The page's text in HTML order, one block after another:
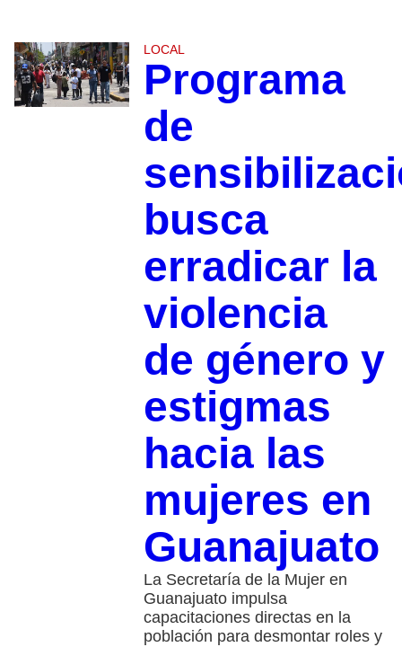
LOCAL
Programa
de
busca
erradicar la
violencia
de género y
estigmas
hacia las
mujeres en
Guanajuato
La Secretaría de la Mujer en
Guanajuato impulsa
capacitaciones directas en la
población para desmontar roles y